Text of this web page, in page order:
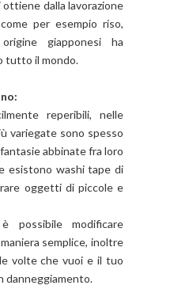
dalla lavorazione
per esempio riso,
giapponesi ha
tutto il mondo.
reperibili, nelle
variegate sono spesso
abbinate fra loro
esistono washi tape di
oggetti di piccole e
modificare
semplice, inoltre
volte che vuoi e il tuo
danneggiamento.